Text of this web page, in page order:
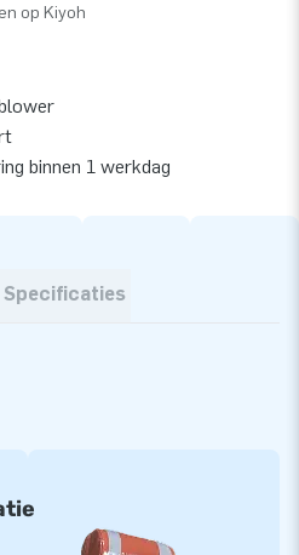
op Kiyoh
binnen 1 werkdag
Specificaties